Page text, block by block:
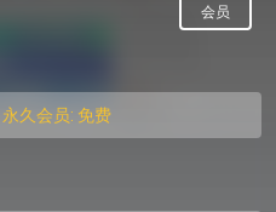
会员
永久会员: 免费